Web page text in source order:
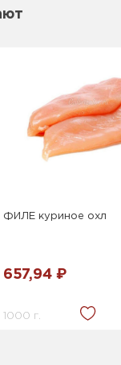
ФИЛЕ куриное охл
657,94 ₽
1000 г.